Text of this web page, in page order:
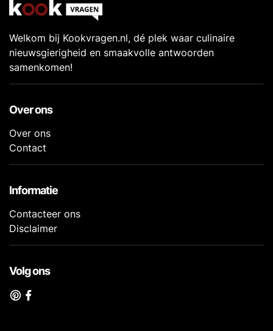
Welkom bij Kookvragen.nl, dé plek waar culinaire
nieuwsgierigheid en smaakvolle antwoorden
samenkomen!
Over ons
Over ons
Contact
Informatie
Contacteer ons
Disclaimer
Volg ons